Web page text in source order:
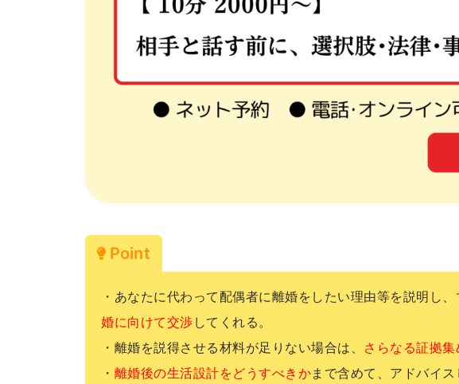
Point
・あなたに代わって配偶者に離婚をしたい理由等を説明し、
婚に向けて交渉 してくれる。
・離婚を説得させる材料が足りない場合は、 さらなる証拠
・ 離婚後の生活設計をどうすべきかまで含めて、アドバイス